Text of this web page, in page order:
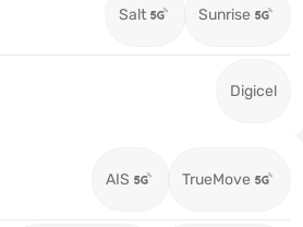
Salt Sunrise
Digicel
AIS TrueMove